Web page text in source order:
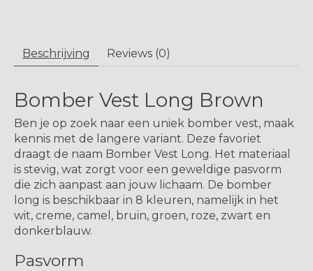
Beschrijving Reviews (0)
Bomber Vest Long Brown
Ben je op zoek naar een uniek bomber vest, maak
kennis met de langere variant. Deze favoriet
draagt de naam Bomber Vest Long. Het materiaal
is stevig, wat zorgt voor een geweldige pasvorm
die zich aanpast aan jouw lichaam. De bomber
long is beschikbaar in 8 kleuren, namelijk in het
wit, creme, camel, bruin, groen, roze, zwart en
donkerblauw.
Pasvorm